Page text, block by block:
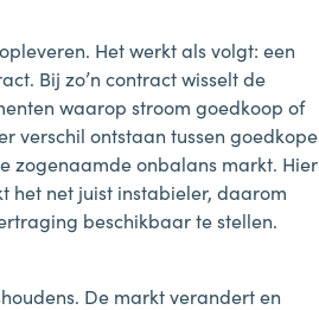
Het werkt als volgt: een
Bij zo’n contract wisselt de
waarop stroom goedkoop of
verschil ontstaan tussen goedkope
zogenaamde onbalans markt. Hier
het net juist instabieler, daarom
beschikbaar te stellen.
De markt verandert en